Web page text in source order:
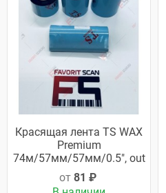
Красящая лента TS WAX
Premium
74м/57мм/57мм/0.5", out
от 81 ₽